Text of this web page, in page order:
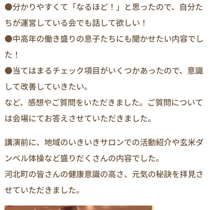
●分かりやすくて「なるほど！」と思ったので、自分た
ちが運営している会でも話して欲しい！
●中高年の働き盛りの息子たちにも聞かせたい内容でし
た！
●当てはまるチェック項目がいくつかあったので、意識
して改善していきたい。
など、感想やご質問をいただきました。ご質問について
は会場にてお答えさせていただきました。
講演前に、地域のいきいきサロンでの活動紹介や玄米ダ
ンベル体操など盛りだくさんの内容でした。
河北町の皆さんの健康意識の高さ、元気の秘訣を拝見さ
せていただきました。